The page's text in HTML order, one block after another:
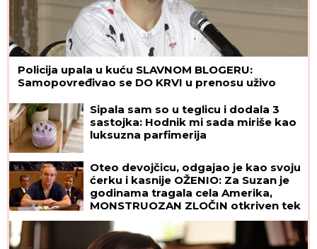
Policija upala u kuću SLAVNOM BLOGERU:
Samopovređivao se DO KRVI u prenosu uživo
Sipala sam so u teglicu i dodala 3
sastojka: Hodnik mi sada miriše kao
luksuzna parfimerija
Oteo devojčicu, odgajao je kao svoju
ćerku i kasnije OŽENIO: Za Suzan je
godinama tragala cela Amerika,
MONSTRUOZAN ZLOČIN otkriven tek
decenijama kasnije